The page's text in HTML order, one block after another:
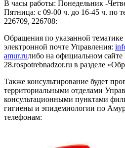
В часы работы: Понедельник -
Пятница: с 09-00 ч. до 16-45 ч. по
226709, 226708:
Обращения по указанной
электронной почте Управления:
amur.ruлибо на официальном сайте
28.rospotrebnadzor.ru в разделе
Также консультирование будет
территориальными отделами
консультационными пунктами
гигиены и эпидемиологии по
телефонам: